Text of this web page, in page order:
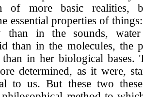
of more basic realities,
essential properties of
than in the sounds,
than in the molecules, the
in her biological bases.
determined, as it were,
to us. But these two